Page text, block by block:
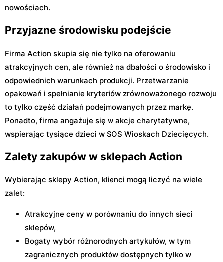
nowościach.
Przyjazne środowisku podejście
Firma Action skupia się nie tylko na oferowaniu
atrakcyjnych cen, ale również na dbałości o środowisko i
odpowiednich warunkach produkcji. Przetwarzanie
opakowań i spełnianie kryteriów zrównoważonego rozwoju
to tylko część działań podejmowanych przez markę.
Ponadto, firma angażuje się w akcje charytatywne,
wspierając tysiące dzieci w SOS Wioskach Dziecięcych.
Zalety zakupów w sklepach Action
Wybierając sklepy Action, klienci mogą liczyć na wiele
zalet:
Atrakcyjne ceny w porównaniu do innych sieci
sklepów,
Bogaty wybór różnorodnych artykułów, w tym
zagranicznych produktów dostępnych tylko w